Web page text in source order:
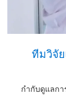
ทีมวิจั
กำกับดูแลก